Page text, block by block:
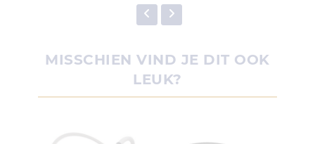
MISSCHIEN VIND JE DIT OOK
LEUK?